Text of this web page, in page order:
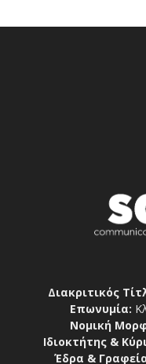
Διακριτικός
Επωνυμία:
Νομική
Ιδιοκτήτης &
Έδρα &